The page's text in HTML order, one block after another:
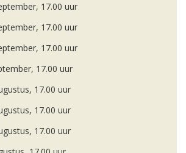
17.00 uur
17.00 uur
17.00 uur
17.00 uur
17.00 uur
17.00 uur
17.00 uur